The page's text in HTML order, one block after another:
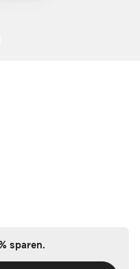
sparen.